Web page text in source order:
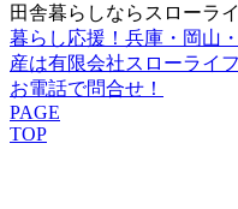
田舎暮らしならスローラ
暮らし応援！兵庫・岡山
産は有限会社スローライフ
お電話で問合せ！
PAGE
TOP